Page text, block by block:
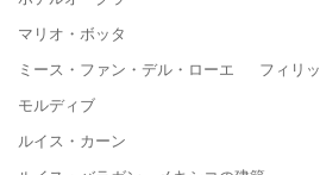
マリオ・ボッタ
ミース・ファン・デル・ローエ フィリ
モルディブ
ルイス・カーン